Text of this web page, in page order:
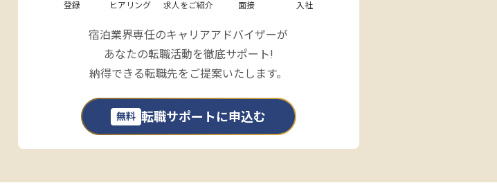
登録
ヒアリング
求人をご紹介
面接
入社
宿泊業界専任のキャリアアドバイザーが
あなたの転職活動を徹底サポート!
納得できる転職先をご提案いたします。
無料 転職サポートに申込む